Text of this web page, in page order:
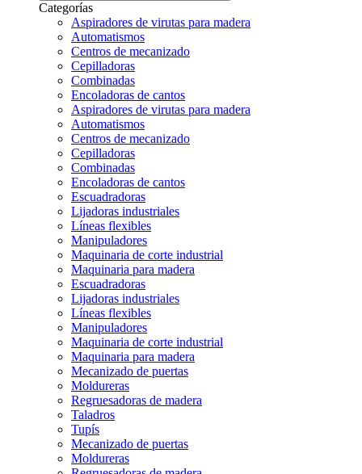
Categorías
Aspiradores de virutas para madera
Automatismos
Centros de mecanizado
Cepilladoras
Combinadas
Encoladoras de cantos
Aspiradores de virutas para madera
Automatismos
Centros de mecanizado
Cepilladoras
Combinadas
Encoladoras de cantos
Escuadradoras
Lijadoras industriales
Líneas flexibles
Manipuladores
Maquinaria de corte industrial
Maquinaria para madera
Escuadradoras
Lijadoras industriales
Líneas flexibles
Manipuladores
Maquinaria de corte industrial
Maquinaria para madera
Mecanizado de puertas
Moldureras
Regruesadoras de madera
Taladros
Tupís
Mecanizado de puertas
Moldureras